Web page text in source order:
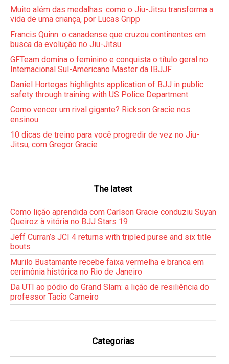
Muito além das medalhas: como o Jiu-Jitsu transforma a
vida de uma criança, por Lucas Gripp
Francis Quinn: o canadense que cruzou continentes em
busca da evolução no Jiu-Jitsu
GFTeam domina o feminino e conquista o título geral no
Internacional Sul-Americano Master da IBJJF
Daniel Hortegas highlights application of BJJ in public
safety through training with US Police Department
Como vencer um rival gigante? Rickson Gracie nos
ensinou
10 dicas de treino para você progredir de vez no Jiu-
Jitsu, com Gregor Gracie
The latest
Como lição aprendida com Carlson Gracie conduziu Suyan
Queiroz à vitória no BJJ Stars 19
Jeff Curran’s JCI 4 returns with tripled purse and six title
bouts
Murilo Bustamante recebe faixa vermelha e branca em
cerimônia histórica no Rio de Janeiro
Da UTI ao pódio do Grand Slam: a lição de resiliência do
professor Tacio Carneiro
Categorias